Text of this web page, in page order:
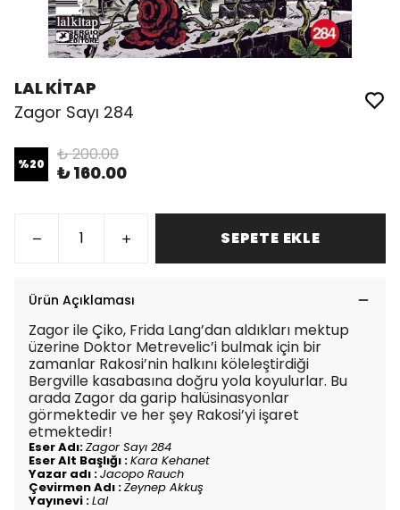
LAL KİTAP
Zagor Sayı 284
%20 ₺ 200.00
₺ 160.00
SEPETE EKLE
Ürün Açıklaması
Zagor ile Çiko, Frida Lang’dan aldıkları mektup
üzerine Doktor Metrevelic’i bulmak için bir
zamanlar Rakosi’nin halkını köleleştirdiği
Bergville kasabasına doğru yola koyulurlar. Bu
arada Zagor da garip halüsinasyonlar
görmektedir ve her şey Rakosi’yi işaret
etmektedir!
Eser Adı:Zagor Sayı 284
Eser Alt Başlığı :Kara Kehanet
Yazar adı :Jacopo Rauch
Çevirmen Adı :Zeynep Akkuş
Yayınevi :Lal